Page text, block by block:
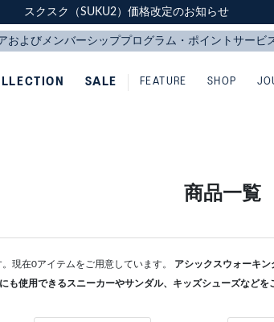
スクスク（SUKU2）価格改定のお知らせ
配送に関するお知らせ
スクスク（SUKU2）価格改定のお知らせ
配送に関するお知らせ
SALE FEATURE SHOP
商品一覧
現在0アイテムをご用意しています。 アシックスウォーキ
も使用できるスニーカーやサンダル、キッズシューズなどを